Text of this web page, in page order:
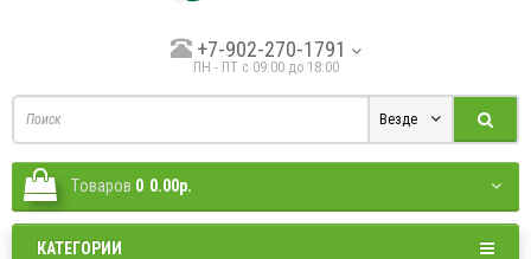
+7-902-270-1791
ПН - ПТ с 09:00 до 18:00
Везде
Tоваров 0 0.00р.
КАТЕГОРИИ